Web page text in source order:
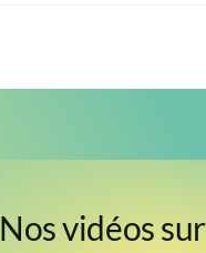
Nos vidéos